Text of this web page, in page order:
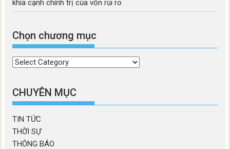
khía cạnh chính trị của vốn rủi ro
Chọn chương mục
Chọn
mục
CHUYÊN MỤC
TIN TỨC
THỜI SỰ
THÔNG BÁO